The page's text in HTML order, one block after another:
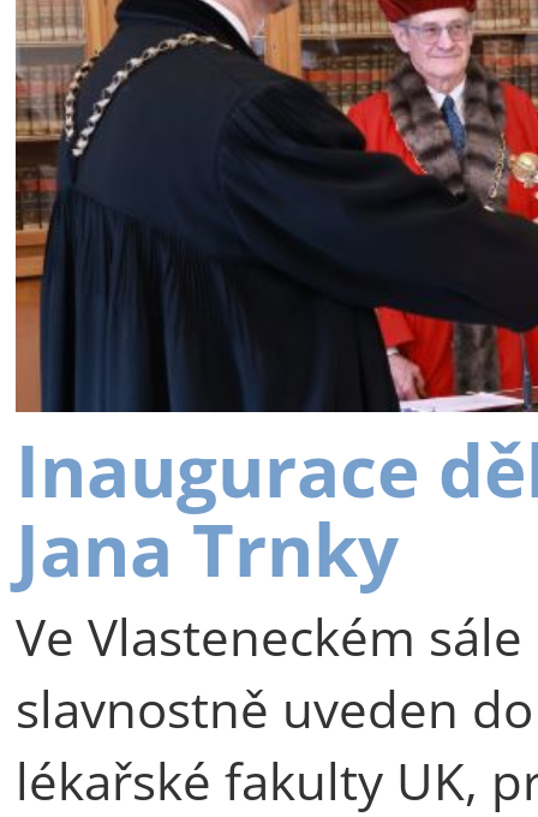
Inaugurace
Jana Trnky
Ve Vlasteneckém
slavnostně uveden
lékařské fakulty UK,